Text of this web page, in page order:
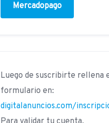
Mercadopago
Luego de suscribirte rellena
formulario en:
digitalanuncios.com/